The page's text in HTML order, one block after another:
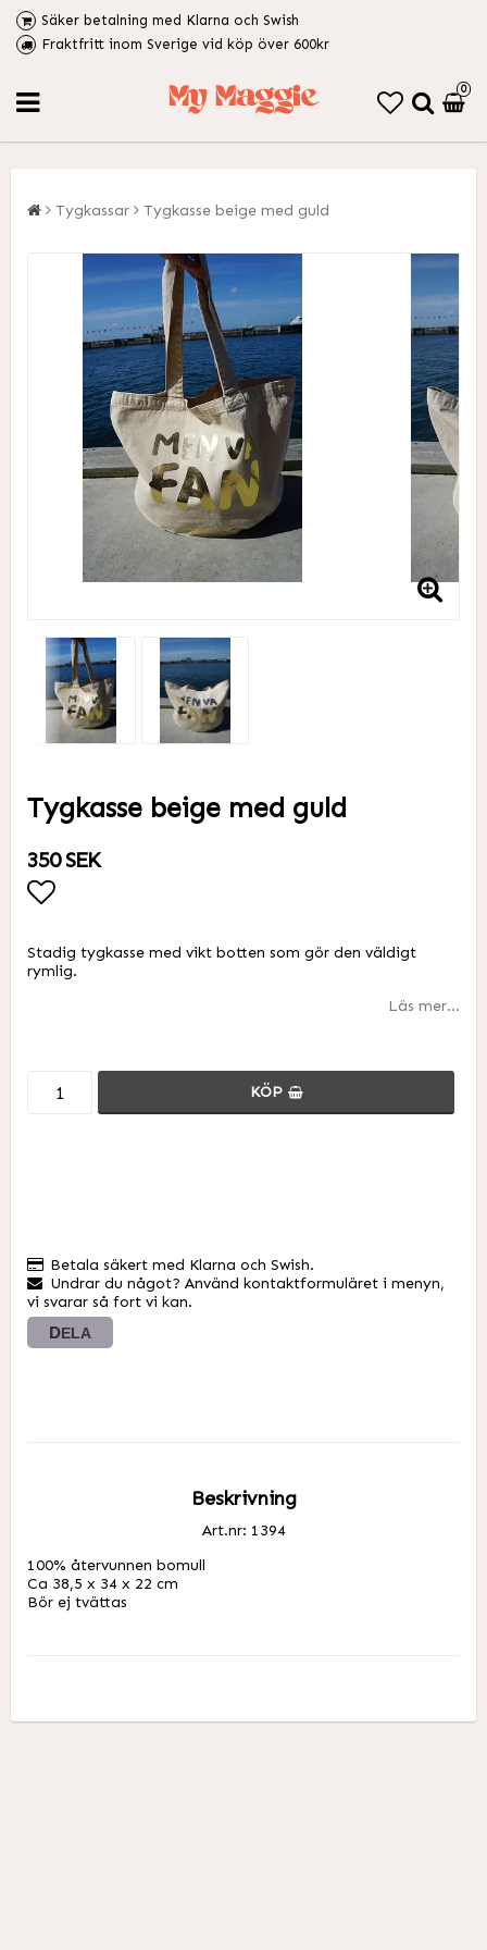
Säker betalning med Klarna och Swish
Fraktfritt inom Sverige vid köp över 600kr
0
Tygkassar Tygkasse beige med guld
Tygkasse beige med guld
350 SEK
Stadig tygkasse med vikt botten som gör den väldigt
rymlig.
Läs mer...
KÖP
Betala säkert med Klarna och Swish.
Undrar du något? Använd kontaktformuläret i menyn,
vi svarar så fort vi kan.
DELA
Beskrivning
Art.nr: 1394
100% återvunnen bomull
Ca 38,5 x 34 x 22 cm
Bör ej tvättas